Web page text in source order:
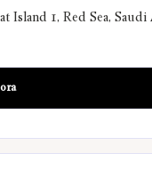
Island 1, Red Sea, Saudi